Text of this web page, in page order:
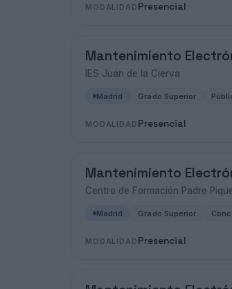
MODALIDAD Presencial
Mantenimiento
IES Juan de la Cierva
Madrid Grado Superior
MODALIDAD Presencial
Mantenimiento
Centro de Formación Padre
Madrid Grado Superior
MODALIDAD Presencial